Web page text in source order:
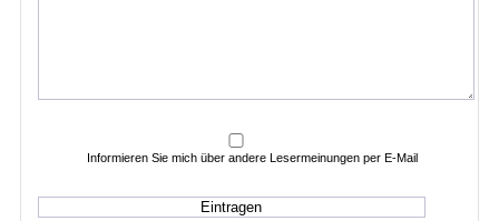
Informieren Sie mich über andere Lesermeinungen per E-Mail